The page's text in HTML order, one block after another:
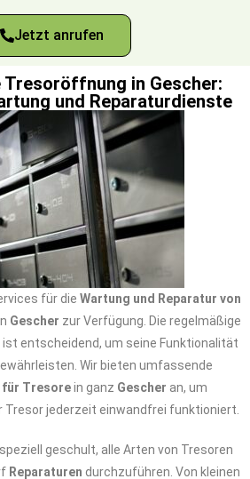
Jetzt anrufen
in Gescher:
und Reparaturdienste
für die Wartung und Reparatur von
Gescher zur Verfügung. Die regelmäßige
ist entscheidend, um seine Funktionalität
Wir bieten umfassende
Tresorein ganz Gescher an, um
Tresor jederzeit einwandfrei funktioniert.
geschult, alle Arten von Tresoren
Reparaturen durchzuführen. Von kleinen